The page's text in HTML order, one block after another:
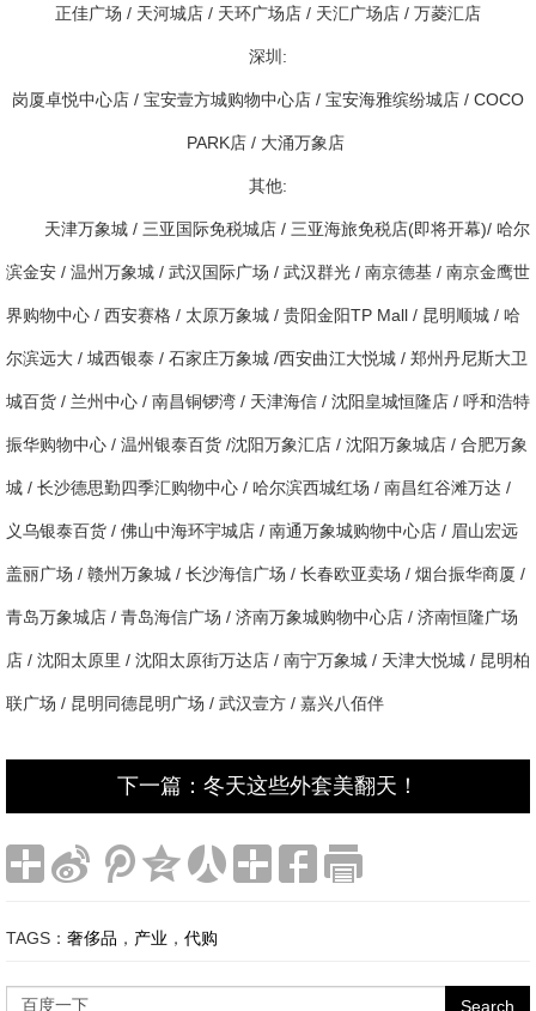
正佳广场 / 天河城店 / 天环广场店 / 天汇广场店 / 万菱汇店
深圳:
岗厦卓悦中心店 / 宝安壹方城购物中心店 / 宝安海雅缤纷城店 / COCO
PARK店 / 大涌万象店
其他:
天津万象城 / 三亚国际免税城店 / 三亚海旅免税店(即将开幕)/ 哈尔
滨金安 / 温州万象城 / 武汉国际广场 / 武汉群光 / 南京德基 / 南京金鹰世
界购物中心 / 西安赛格 / 太原万象城 / 贵阳金阳TP Mall / 昆明顺城 / 哈
尔滨远大 / 城西银泰 / 石家庄万象城 /西安曲江大悦城 / 郑州丹尼斯大卫
城百货 / 兰州中心 / 南昌铜锣湾 / 天津海信 / 沈阳皇城恒隆店 / 呼和浩特
振华购物中心 / 温州银泰百货 /沈阳万象汇店 / 沈阳万象城店 / 合肥万象
城 / 长沙德思勤四季汇购物中心 / 哈尔滨西城红场 / 南昌红谷滩万达 /
义乌银泰百货 / 佛山中海环宇城店 / 南通万象城购物中心店 / 眉山宏远
盖丽广场 / 赣州万象城 / 长沙海信广场 / 长春欧亚卖场 / 烟台振华商厦 /
青岛万象城店 / 青岛海信广场 / 济南万象城购物中心店 / 济南恒隆广场
店 / 沈阳太原里 / 沈阳太原街万达店 / 南宁万象城 / 天津大悦城 / 昆明柏
联广场 / 昆明同德昆明广场 / 武汉壹方 / 嘉兴八佰伴
下一篇：冬天这些外套美翻天！
TAGS： 奢侈品 ， 产业 ， 代购